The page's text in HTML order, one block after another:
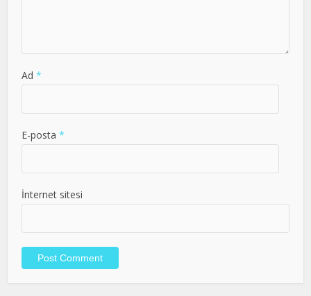
Ad*
E-posta*
İnternet sitesi